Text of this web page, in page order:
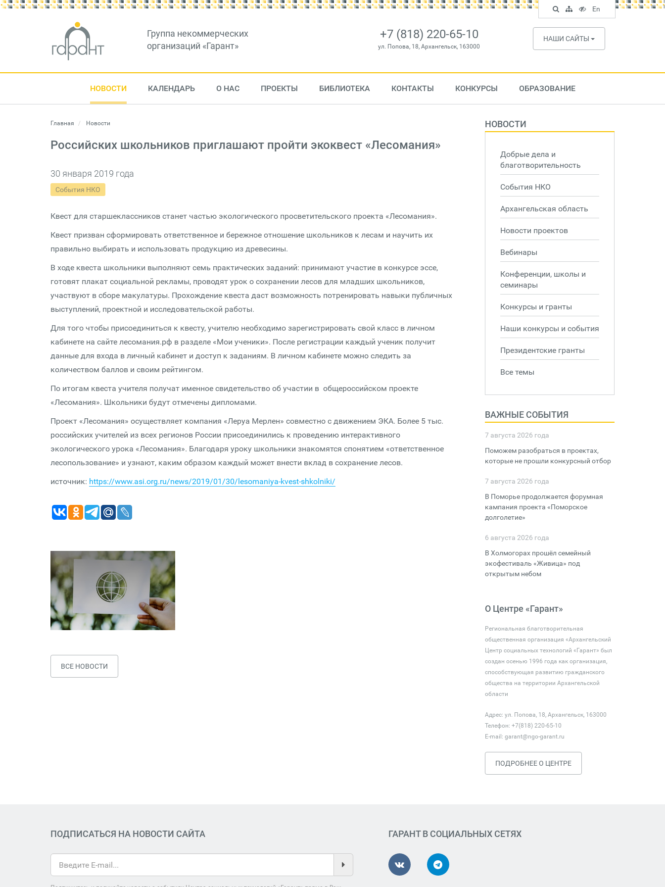
Группа некоммерческих
организаций «Гарант»
+7 (818) 220-65-10
ул. Попова, 18, Архангельск, 163000
НАШИ САЙТЫ
НОВОСТИ КАЛЕНДАРЬ О НАС ПРОЕКТЫ БИБЛИОТЕКА КОНТАКТЫ КОНКУРСЫ ОБРАЗОВАНИЕ
Главная Новости
Российских школьников приглашают пройти экоквест «Лесомания»
30 января 2019 года
События НКО
Квест для старшеклассников станет частью экологического просветительского проекта «Лесомания».
Квест призван сформировать ответственное и бережное отношение школьников к лесам и научить их
правильно выбирать и использовать продукцию из древесины.
В ходе квеста школьники выполняют семь практических заданий: принимают участие в конкурсе эссе,
готовят плакат социальной рекламы, проводят урок о сохранении лесов для младших школьников,
участвуют в сборе макулатуры. Прохождение квеста даст возможность потренировать навыки публичных
выступлений, проектной и исследовательской работы.
Для того чтобы присоединиться к квесту, учителю необходимо зарегистрировать свой класс в личном
кабинете на сайте лесомания.рф в разделе «Мои ученики». После регистрации каждый ученик получит
данные для входа в личный кабинет и доступ к заданиям. В личном кабинете можно следить за
количеством баллов и своим рейтингом.
По итогам квеста учителя получат именное свидетельство об участии в общероссийском проекте
«Лесомания». Школьники будут отмечены дипломами.
Проект «Лесомания» осуществляет компания «Леруа Мерлен» совместно с движением ЭКА. Более 5 тыс.
российских учителей из всех регионов России присоединились к проведению интерактивного
экологического урока «Лесомания». Благодаря уроку школьники знакомятся спонятием «ответственное
лесопользование» и узнают, каким образом каждый может внести вклад в сохранение лесов.
источник: https://www.asi.org.ru/news/2019/01/30/lesomaniya-kvest-shkolniki/
ВСЕ НОВОСТИ
НОВОСТИ
Добрые дела и
благотворительность
События НКО
Архангельская область
Новости проектов
Вебинары
Конференции, школы и
семинары
Конкурсы и гранты
Наши конкурсы и события
Президентские гранты
Все темы
ВАЖНЫЕ СОБЫТИЯ
7 августа 2026 года
Поможем разобраться в проектах,
которые не прошли конкурсный отбор
7 августа 2026 года
В Поморье продолжается форумная
кампания проекта «Поморское
долголетие»
6 августа 2026 года
В Холмогорах прошёл семейный
экофестиваль «Живица» под
открытым небом
О Центре «Гарант»
Региональная благотворительная
общественная организация «Архангельский
Центр социальных технологий «Гарант» был
создан осенью 1996 года как организация,
способствующая развитию гражданского
общества на территории Архангельской
области
Адрес: ул. Попова, 18, Архангельск, 163000
Телефон: +7(818) 220-65-10
E-mail: garant@ngo-garant.ru
ПОДРОБНЕЕ О ЦЕНТРЕ
ПОДПИСАТЬСЯ НА НОВОСТИ САЙТА ГАРАНТ В СОЦИАЛЬНЫХ СЕТЯХ
Поиск
по
сайту
Карта
сайта
Версия
для
слабовидящих
En
English